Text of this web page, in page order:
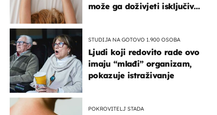
može ga doživjeti isključivo
STUDIJA NA GOTOVO 1.900 OSOBA
Ljudi koji redovito rade ovo
imaju “mlađi” organizam,
pokazuje istraživanje
POKROVITELJ STADA